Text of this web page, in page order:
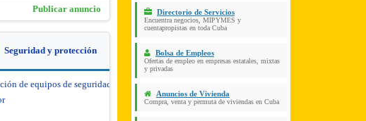
Publicar anuncio
Seguridad y protección
de equipos de seguridad y protección
Directorio de Servicios
Encuentra negocios, MIPYMES y
cuentapropistas en toda Cuba
Bolsa de Empleos
Ofertas de empleo en empresas estatales, mixtas
y privadas
Anuncios de Vivienda
Compra, venta y permuta de viviendas en Cuba